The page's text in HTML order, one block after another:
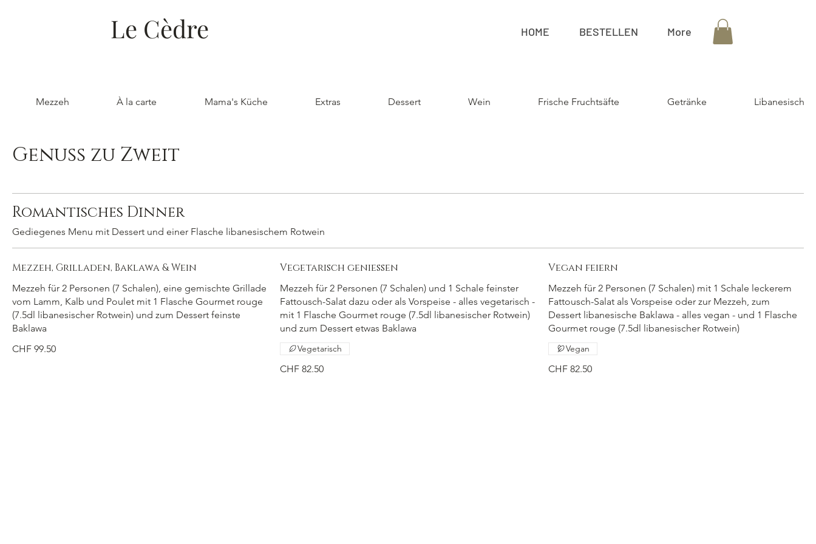
Le Cèdre HOME BESTELLEN More
Mezzeh À la carte Mama's Küche Extras Dessert Wein Frische Fruchtsäfte Getränke
Genuss zu Zweit
Romantisches Dinner
Gediegenes Menu mit Dessert und einer Flasche libanesischem Rotwein
Mezzeh, Grilladen, Baklawa & Wein
Mezzeh für 2 Personen (7 Schalen), eine gemischte Grillade
vom Lamm, Kalb und Poulet mit 1 Flasche Gourmet rouge
(7.5dl libanesischer Rotwein) und zum Dessert feinste
Baklawa
CHF 99.50
Vegetarisch geniessen
Mezzeh für 2 Personen (7 Schalen) und 1 Schale feinster
Fattousch-Salat dazu oder als Vorspeise - alles vegetarisch -
mit 1 Flasche Gourmet rouge (7.5dl libanesischer Rotwein)
und zum Dessert etwas Baklawa
CHF 82.50
Vegetarisch
Vegan feiern
Mezzeh für 2 Personen (7 Schalen) mit 1 Schale leckerem
Fattousch-Salat als Vorspeise oder zur Mezzeh, zum
Dessert libanesische Baklawa - alles vegan - und 1 Flasche
Gourmet rouge (7.5dl libanesischer Rotwein)
CHF 82.50
Vegan